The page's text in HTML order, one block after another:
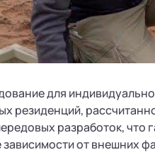
для
резиденций,
разработок, что
от внешних